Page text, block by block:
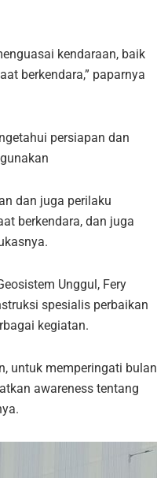
kendaraan, baik
berkendara,” paparnya
persiapan dan
dan juga perilaku
berkendara, dan juga
Unggul, Fery
spesialis perbaikan
kegiatan.
untuk memperingati bulan
awareness tentang